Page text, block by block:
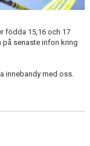
födda 15,16 och 17
på senaste infon kring
innebandy med oss.